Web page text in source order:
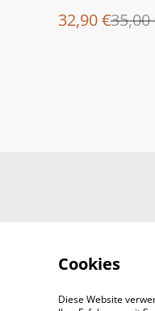
32,90 €35,00
Cookies
Diese Website